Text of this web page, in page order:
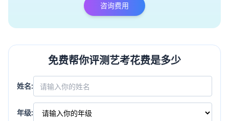
咨询费用
免费帮你评测艺考花费是多少
姓名:
年级: